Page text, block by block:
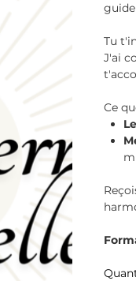
Tu
J'ai
Ce